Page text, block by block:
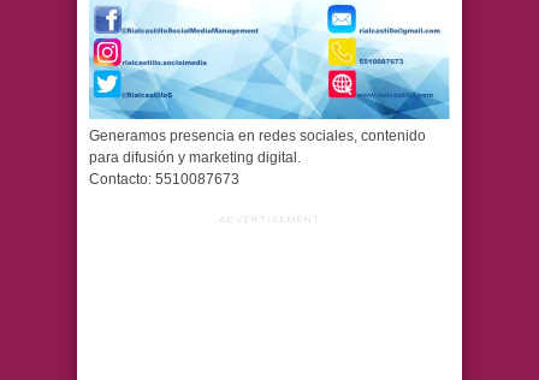
Generamos presencia en redes sociales, contenido
para difusión y marketing digital.
Contacto: 5510087673
ADVERTISEMENT